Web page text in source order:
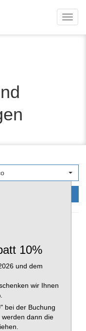
Menu
10%
und dem
wir Ihnen
bei der Buchung
werden dann die